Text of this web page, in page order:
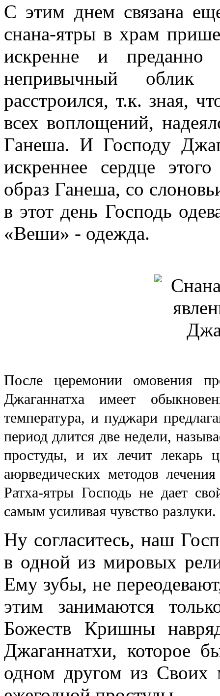
С этим днем связана
снана-ятры в храм
искренне и преданно
непривычный облик
расстроился, т.к. зная,
всех воплощений,
Ганеша. И Господу
искреннее сердце
образ Ганеша, со
в этот день Господь
«Веши» - одежда.
После церемонии омовения
Джаганнатха имеет
температура, и пуджари
период длится две недели,
простуды, и их лечит лекарь
аюрведических методов
Ратха-ятры Господь не дает
самым усиливая чувство разлуки.
Ну согласитесь, наш
в одной из мировых
Ему зубы, не
этим занимаются
Божеств Кришны
Джаганнатхи, которое
одном другом из Своих